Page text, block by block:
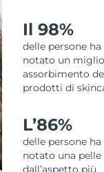
Il 98%
delle persone ha
notato un
assorbimento
prodotti di
L’86%
delle persone ha
notato una pelle
dall’aspetto più